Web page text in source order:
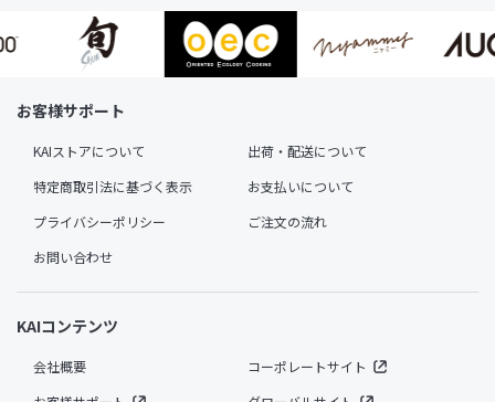
お客様サポート
KAIストアについて
出荷・配送について
特定商取引法に基づく表示
お支払いについて
プライバシーポリシー
ご注文の流れ
お問い合わせ
KAIコンテンツ
会社概要
コーポレートサイト